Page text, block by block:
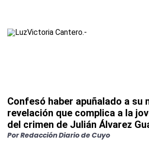
Confesó haber apuñalado a su
revelación que complica a la
del crimen de Julián Álvarez
PorRedacción Diario de Cuyo